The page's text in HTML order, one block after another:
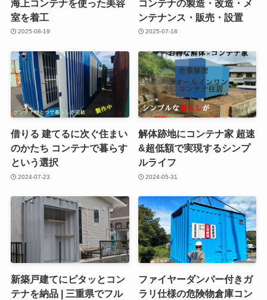
海上コンテナを使った美容
室を着工
2025-08-19
コンテナの製造・改造・メ
ンテナンス・販売・設置
2025-07-18
借りる 建てるに次ぐ住まい
のかたち コンテナで暮らす
という選択
2024-07-23
解体跡地にコンテナ家 超速
&超低額で実現するシンプ
ルライフ
2024-05-31
新築戸建てにピタッとコン
テナを納品 | 三重県でフル
ファイヤーダンパー付きガ
ラリ仕様の危険物倉庫コン